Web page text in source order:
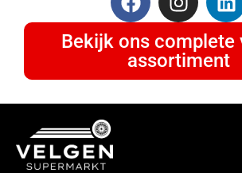
Bekijk ons complete
assortiment